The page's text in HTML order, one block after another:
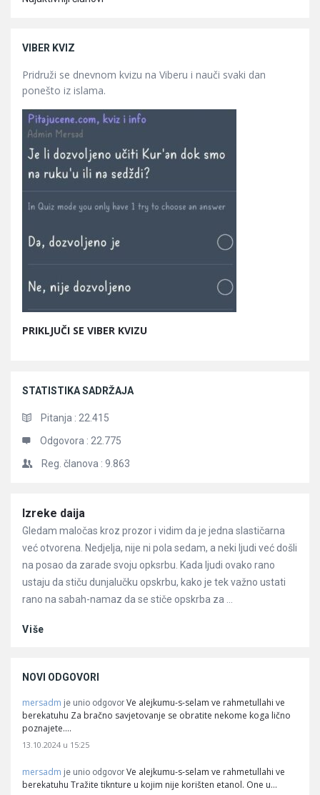
VIBER KVIZ
Pridruži se dnevnom kvizu na Viberu i nauči svaki dan
ponešto iz islama.
PRIKLJUČI SE VIBER KVIZU
STATISTIKA SADRŽAJA
Pitanja : 22.415
Odgovora : 22.775
Reg. članova : 9.863
Članci
Izreke daija
Gledam maločas kroz prozor i vidim da je jedna slastičarna
već otvorena. Nedjelja, nije ni pola sedam, a neki ljudi već došli
na posao da zarade svoju opksrbu. Kada ljudi ovako rano
ustaju da stiču dunjalučku opskrbu, kako je tek važno ustati
rano na sabah-namaz da se stiče opskrba za ...
Više
NOVI ODGOVORI
mersadm je unio odgovor Ve alejkumu-s-selam ve rahmetullahi ve
berekatuhu Za bračno savjetovanje se obratite nekome koga lično
poznajete.…
13.10.2024 u 15:25
mersadm je unio odgovor Ve alejkumu-s-selam ve rahmetullahi ve
berekatuhu Tražite tiknture u kojim nije korišten etanol. One u…